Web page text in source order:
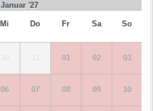
Januar '27
Mi Do Fr Sa So
30 31 01 02 03
06 07 08 09 10